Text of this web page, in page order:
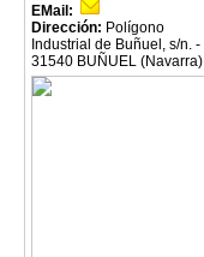
EMail:
Dirección: Polígono
Industrial de Buñuel, s/n. -
31540 BUÑUEL (Navarra)